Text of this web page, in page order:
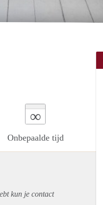
∞
Onbepaalde tijd
kun je contact